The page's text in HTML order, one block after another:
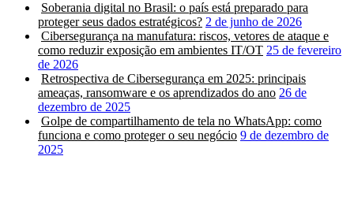
Soberania digital no Brasil: o país está preparado para
proteger seus dados estratégicos? 2 de junho de 2026
Cibersegurança na manufatura: riscos, vetores de ataque e
como reduzir exposição em ambientes IT/OT 25 de fevereiro
de 2026
Retrospectiva de Cibersegurança em 2025: principais
ameaças, ransomware e os aprendizados do ano 26 de
dezembro de 2025
Golpe de compartilhamento de tela no WhatsApp: como
funciona e como proteger o seu negócio 9 de dezembro de
2025